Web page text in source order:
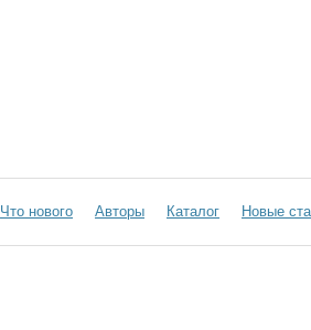
Что нового Авторы Каталог Новые